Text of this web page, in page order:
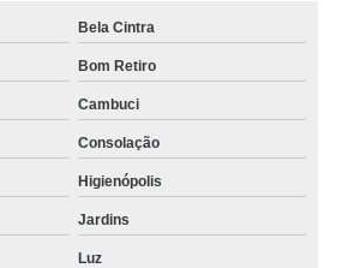
Bela Cintra
Bom Retiro
Cambuci
Consolação
Higienópolis
Jardins
Luz